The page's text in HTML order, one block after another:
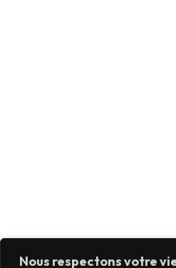
Nous respectons votre